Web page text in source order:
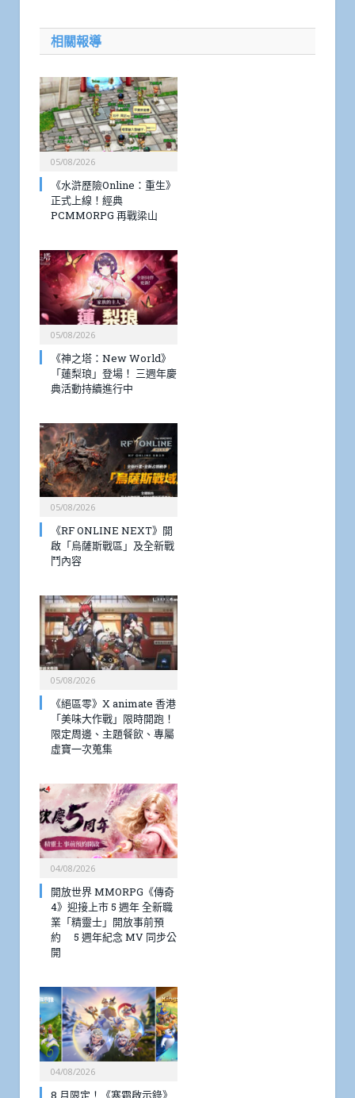
相關報導
05/08/2026
《水滸歷險Online：重生》
正式上線！經典
PCMMORPG 再戰梁山
05/08/2026
《神之塔：New World》
「蓮梨琅」登場！ 三週年慶
典活動持續進行中
05/08/2026
《RF ONLINE NEXT》開
啟「烏薩斯戰區」及全新戰
鬥內容
05/08/2026
《絕區零》X animate 香港
「美味大作戰」限時開跑！
限定周邊、主題餐飲、專屬
虛寶一次蒐集
04/08/2026
開放世界 MMORPG《傳奇
4》迎接上市 5 週年 全新職
業「精靈士」開放事前預
約 5 週年紀念 MV 同步公
開
04/08/2026
8 月限定！《寒霜啟示錄》